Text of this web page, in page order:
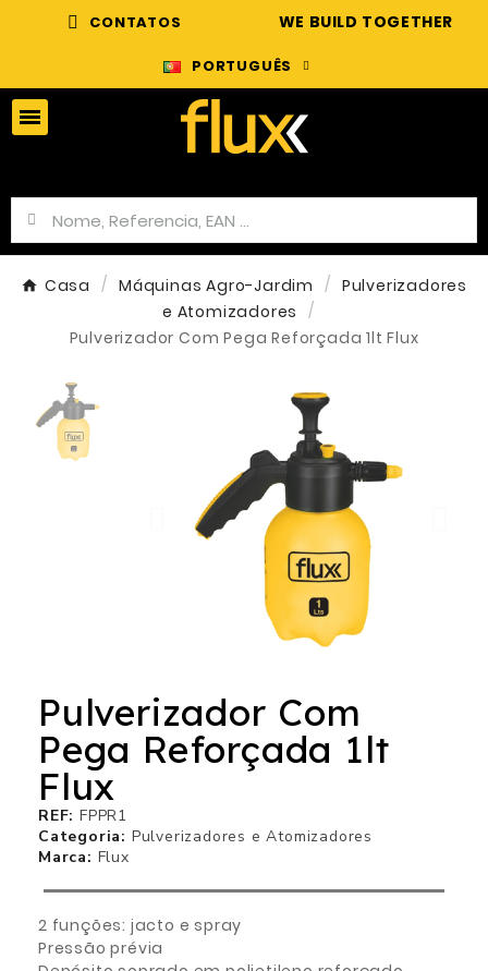
CONTATOS WE BUILD TOGETHER
PORTUGUÊS
Casa Máquinas Agro-Jardim
Pulverizadores
e Atomizadores
Pulverizador Com Pega Reforçada 1lt Flux
Pulverizador Com
Pega Reforçada 1lt
Flux
REF FPPR1
Categoria
Pulverizadores e Atomizadores
Marca
Flux
2 funções: jacto e spray
Pressão prévia